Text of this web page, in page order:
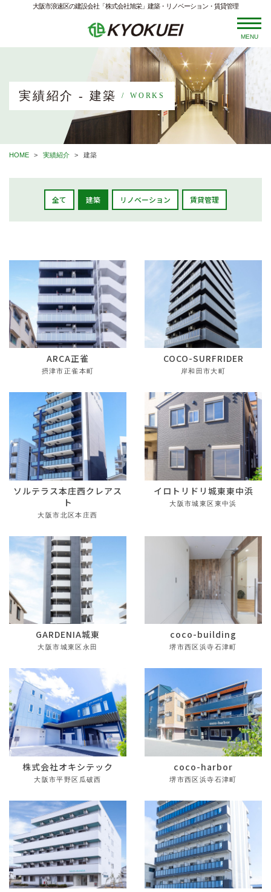
大阪市浪速区の建設会社「株式会社旭栄」建築・リノベーション・賃貸管理
MENU
実績紹介 - 建築 WORKS
HOME 実績紹介 建築
全て 建築 リノベーション 賃貸管理
ARCA正雀
摂津市正雀本町
COCO-SURFRIDER
岸和田市大町
ソルテラス本庄西クレアス
ト
大阪市北区本庄西
イロトリドリ城東東中浜
大阪市城東区東中浜
GARDENIA城東
大阪市城東区永田
coco-building
堺市西区浜寺石津町
株式会社オキシテック
大阪市平野区瓜破西
coco-harbor
堺市西区浜寺石津町